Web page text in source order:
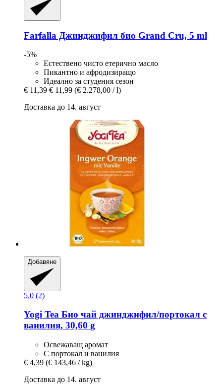
Farfalla Джинджифил био Grand Cru, 5 ml
-5%
Естествено чисто етерично масло
Пикантно и афродизиращо
Идеално за студения сезон
€ 11,39 € 11,99 (€ 2.278,00 / l)
Доставка до 14. август
Добавяне
5.0 (2)
Yogi Tea Био чай джинджифил/портокал с
ванилия, 30,60 g
Освежаващ аромат
С портокал и ванилия
€ 4,39 (€ 143,46 / kg)
Доставка до 14. август